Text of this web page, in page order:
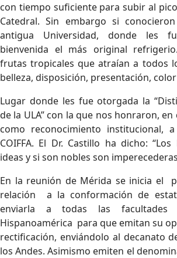
con tiempo suficiente para subir al
Catedral. Sin embargo si
antigua Universidad, donde les
bienvenida el más original
frutas tropicales que atraían a todos
belleza, disposición, presentación, color
Lugar donde les fue otorgada la
de la ULA” con la que nos honraron,
como reconocimiento institucional,
COIFFA. El Dr. Castillo ha dicho:
ideas y si son nobles son
En la reunión de Mérida se inicia el
relación a la conformación de
enviarla a todas las
Hispanoamérica para que emitan su
rectificación, enviándolo al decanato
los Andes. Asimismo emiten el